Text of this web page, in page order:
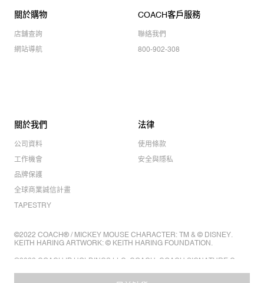
關於購物
店舖查詢
網站導航
COACH客戶服務
聯絡我們
800-902-308
關於我們
公司資料
工作機會
品牌保護
全球商業誠信計畫
TAPESTRY
法律
使用條款
安全與隱私
©2022 COACH® / MICKEY MOUSE CHARACTER: TM & © DISNEY.
KEITH HARING ARTWORK: © KEITH HARING FOUNDATION.
©2022 COACH IP HOLDINGS LLC. COACH, COACH SIGNATURE C